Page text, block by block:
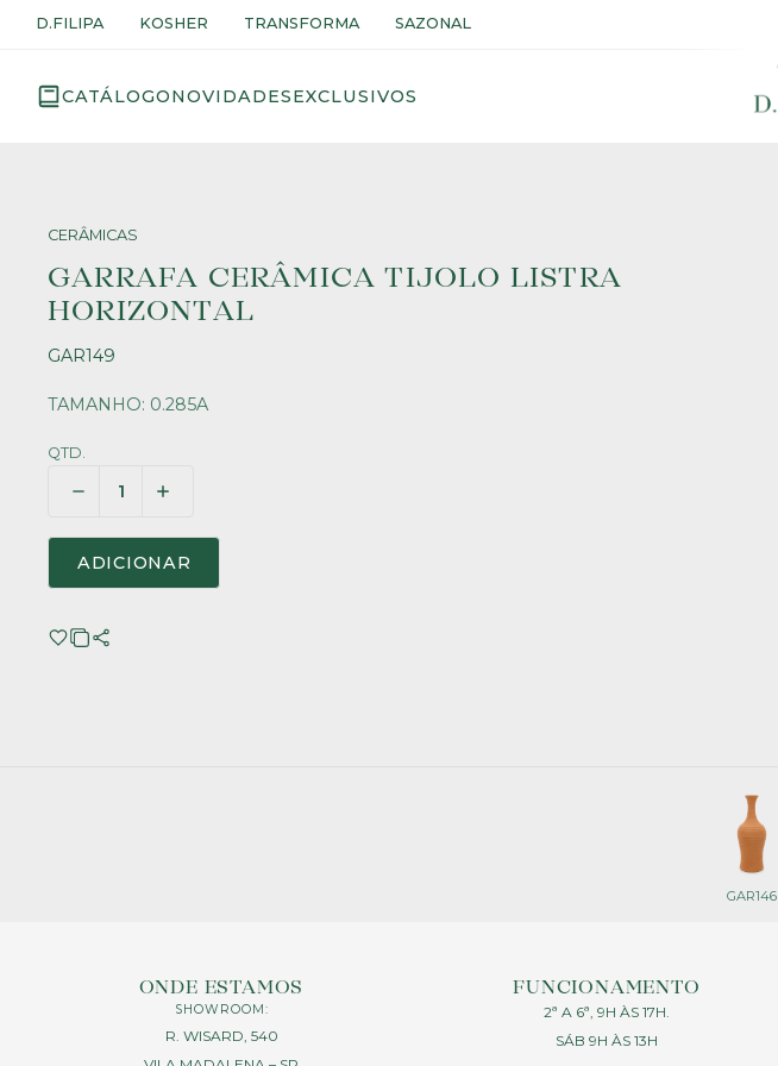
D.FILIPA KOSHER TRANSFORMA SAZONAL
CATÁLOGONOVIDADESEXCLUSIVOS
CERÂMICAS
GARRAFA CERÂMICA TIJOLO LISTRA
HORIZONTAL
GAR149
TAMANHO: 0.285A
QTD.
ADICIONAR
GAR146
ONDE ESTAMOS
SHOWROOM:
R. WISARD, 540
FUNCIONAMENTO
2ª A 6ª, 9H ÀS 17H.
SÁB 9H ÀS 13H